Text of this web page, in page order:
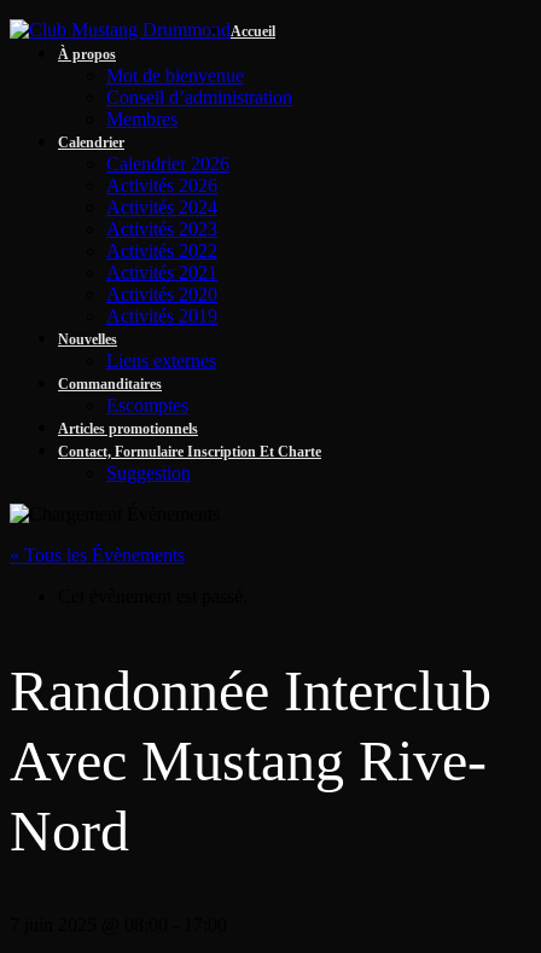
Accueil
À propos
Mot de bienvenue
Conseil d’administration
Membres
Calendrier
Calendrier 2026
Activités 2026
Activités 2024
Activités 2023
Activités 2022
Activités 2021
Activités 2020
Activités 2019
Nouvelles
Liens externes
Commanditaires
Escomptes
Articles promotionnels
Contact, Formulaire Inscription Et Charte
Suggestion
« Tous les Évènements
Randonnée Interclub
Avec Mustang Rive-
Nord